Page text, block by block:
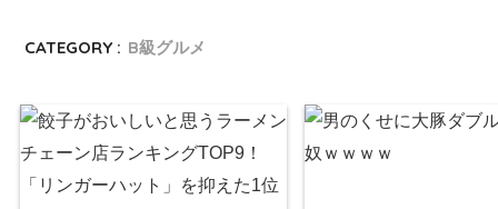
CATEGORY : B級グルメ